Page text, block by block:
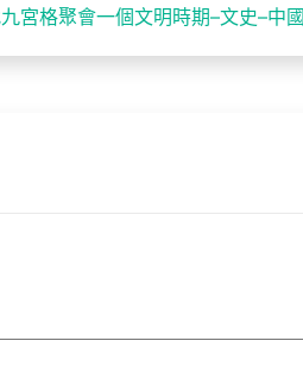
宮格聚會一個文明時期–文史–中